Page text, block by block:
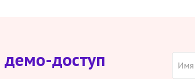
доступ